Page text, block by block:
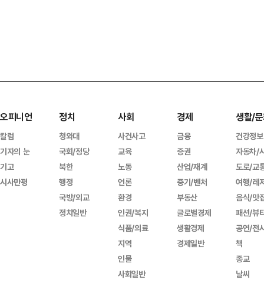
오피니언
칼럼
기자의 눈
기고
시사만평
정치
청와대
국회/정당
북한
행정
국방/외교
정치일반
사회
사건사고
교육
노동
언론
환경
인권/복지
식품/의료
지역
인물
사회일반
경제
금융
증권
산업/재계
중기/벤처
부동산
글로벌경제
생활경제
경제일반
생활/
건강정보
자동차/
도로/교
여행/레
음식/맛
패션/뷰
공연/전
책
종교
날씨